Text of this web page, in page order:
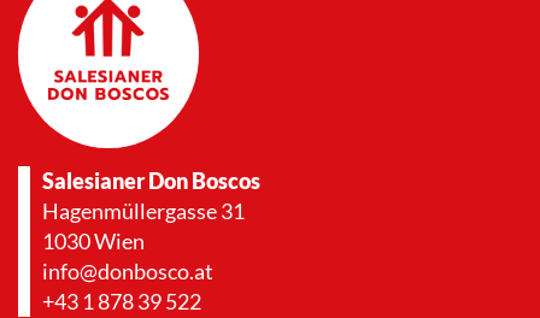
Salesianer Don Boscos
Hagenmüllergasse 31
1030 Wien
info@donbosco.at
+43 1 878 39 522